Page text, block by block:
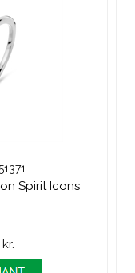
Spirit Icons
kr.